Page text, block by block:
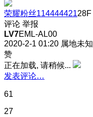
荣耀粉丝11444442128F
评论 举报
LV7EML-AL00
2020-2-1 01:20 属地未知
赞
正在加载, 请稍候...
发表评论…
61
27